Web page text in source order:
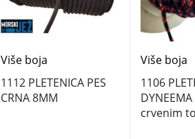
Više boja
1112 PLETENICA PES
CRNA 8MM
Više boja
1106
crvenim